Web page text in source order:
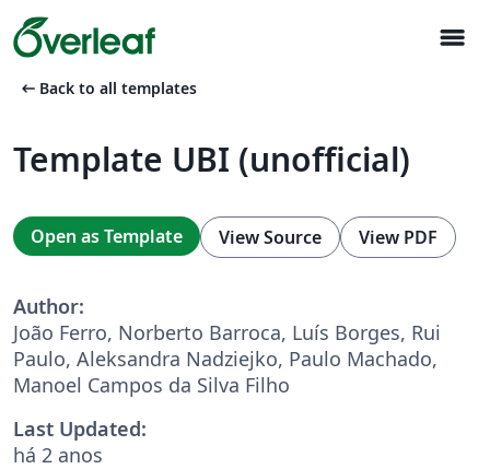
menu
arrow_left_alt Back to all templates
Template UBI (unofficial)
Open as Template View Source View PDF
Author:
João Ferro, Norberto Barroca, Luís Borges, Rui
Paulo, Aleksandra Nadziejko, Paulo Machado,
Manoel Campos da Silva Filho
Last Updated:
há 2 anos